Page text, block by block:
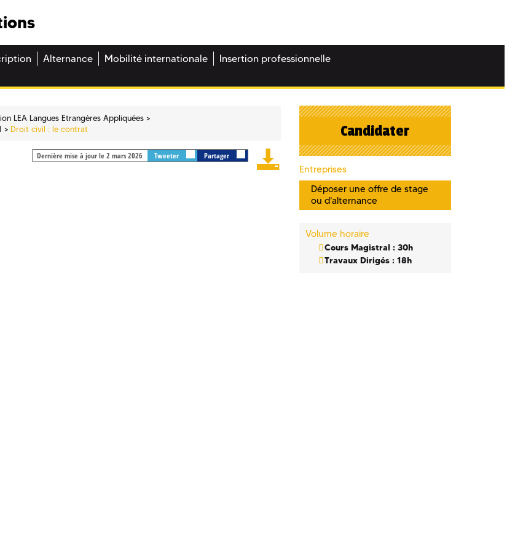
Alternance Mobilité internationale
Insertion professionnelle
LEA Langues Etrangères Appliquées
Droit civil : le contrat
Dernière mise à jour le 2 mars 2026 Tweeter Partager
Candidater
Entreprises
Déposer une offre de stage
ou d'alternance
Volume horaire
Cours Magistral : 30h
Travaux Dirigés : 18h